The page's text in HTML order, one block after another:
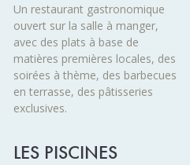
Un restaurant gastronomique
ouvert sur la salle à manger,
avec des plats à base de
matières premières locales, des
soirées à thème, des barbecues
en terrasse, des pâtisseries
exclusives.
LES PISCINES